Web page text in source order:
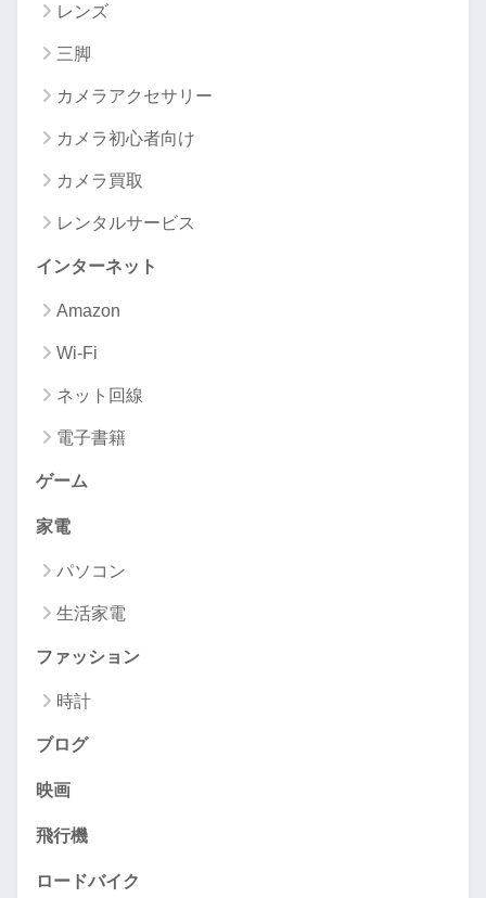
レンズ
三脚
カメラアクセサリー
カメラ初心者向け
カメラ買取
レンタルサービス
インターネット
Amazon
Wi-Fi
ネット回線
電子書籍
ゲーム
家電
パソコン
生活家電
ファッション
時計
ブログ
映画
飛行機
ロードバイク